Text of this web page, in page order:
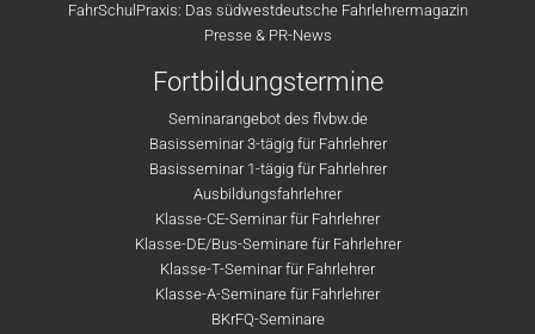
FahrSchulPraxis: Das südwestdeutsche Fahrlehrermagazin
Presse & PR-News
Fortbildungstermine
Seminarangebot des flvbw.de
Basisseminar 3-tägig für Fahrlehrer
Basisseminar 1-tägig für Fahrlehrer
Ausbildungsfahrlehrer
Klasse-CE-Seminar für Fahrlehrer
Klasse-DE/Bus-Seminare für Fahrlehrer
Klasse-T-Seminar für Fahrlehrer
Klasse-A-Seminare für Fahrlehrer
BKrFQ-Seminare